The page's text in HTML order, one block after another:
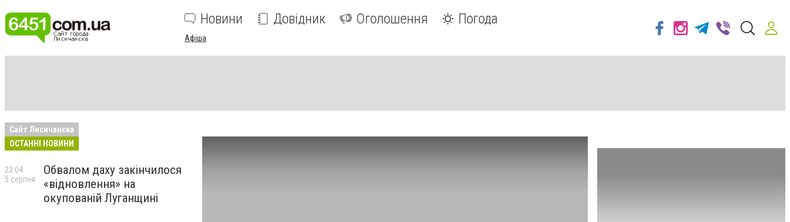
Новини Довідник Оголошення Погода
Афіша
Сайт Лисичанска
ОСТАННІ НОВИНИ
Обвалом даху закінчилося
«відновлення» на
окупованій Луганщині
23:04
5 серпня